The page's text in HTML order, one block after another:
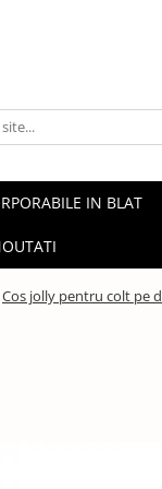
IN BLAT
Cos jolly pentru colt pe